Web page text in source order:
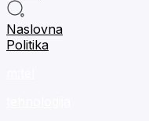
Naslovna
Politika